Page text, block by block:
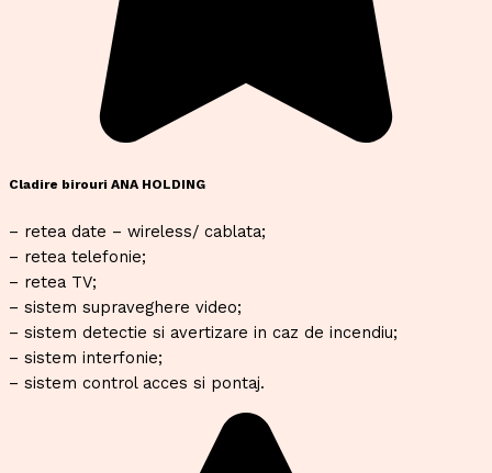
Cladire birouri ANA HOLDING
– retea date – wireless/ cablata;
– retea telefonie;
– retea TV;
– sistem supraveghere video;
– sistem detectie si avertizare in caz de incendiu;
– sistem interfonie;
– sistem control acces si pontaj.